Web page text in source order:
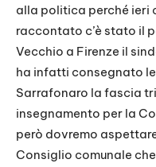
alla politica perché ieri
raccontato c’è stato il
Vecchio a Firenze il
ha infatti consegnato
Sarrafonaro la fascia
insegnamento per la
però dovremo
Consiglio comunale